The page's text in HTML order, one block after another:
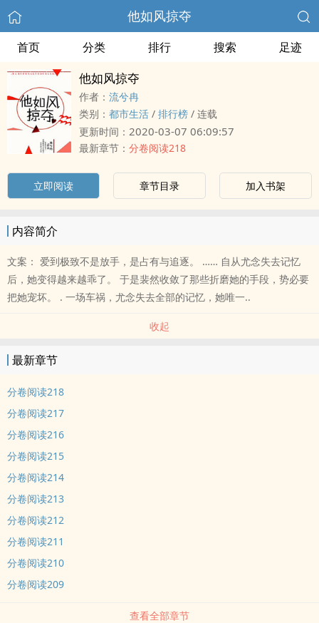
他如风掠夺
首页 分类 排行 搜索 足迹
他如风掠夺
作者： 流兮冉
类别： 都市生活 / 排行榜 / 连载
更新时间： 2020-03-07 06:09:57
最新章节： 分卷阅读218
立即阅读 章节目录 加入书架
内容简介
文案： 爱到极致不是放手，是占有与追逐。 …… 自从尤念失去记忆
后，她变得越来越乖了。 于是裴然收敛了那些折磨她的手段，势必要
把她宠坏。 . 一场车祸，尤念失去全部的记忆，她唯一..
收起
最新章节
分卷阅读218
分卷阅读217
分卷阅读216
分卷阅读215
分卷阅读214
分卷阅读213
分卷阅读212
分卷阅读211
分卷阅读210
分卷阅读209
查看全部章节